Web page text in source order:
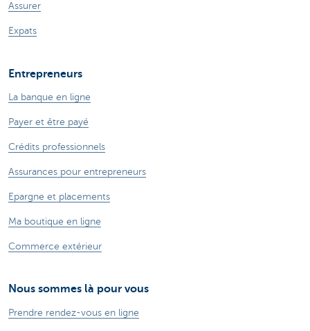
Assurer
Expats
Entrepreneurs
La banque en ligne
Payer et être payé
Crédits professionnels
Assurances pour entrepreneurs
Epargne et placements
Ma boutique en ligne
Commerce extérieur
Nous sommes là pour vous
Prendre rendez-vous en ligne